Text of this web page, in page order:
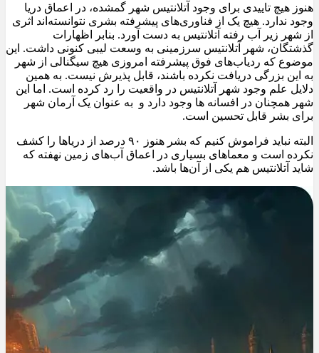
هنوز هیچ تاییدی برای وجود آتلانتیس شهر گمشده، در اعماق دریا
وجود ندارد. هیچ یک از فناوری‌های پیشرفته بشری نتوانسته‌اند اثری
از شهر زیر آب رفته آتلانتیس به دست آورد. بنابر اظهارات
گذشتگان، شهر آتلانتیس سرزمینی به وسعت لیبی کنونی داشت. این
موضوع که ردیاب‌های فوق پیشرفته امروزی هیچ سیگنالی از شهر
به این بزرگی دریافت نکرده باشند، قابل پذیرش نیست. به همین
دلایل علم وجود شهر آتلانتیس در واقعیت را رد کرده است. اما این
شهر همچنان در افسانه ها وجود دارد و به عنوان یک آرمان شهر
برای بشر قابل تحسین است.
البته نباید فراموش کنیم که بشر هنوز ۹۰ درصد از دریاها را کشف
نکرده است و معماهای بسیاری در اعماق آب‌های زمین نهفته که
شاید آتلانتیس هم یکی از آن‌ها باشد.